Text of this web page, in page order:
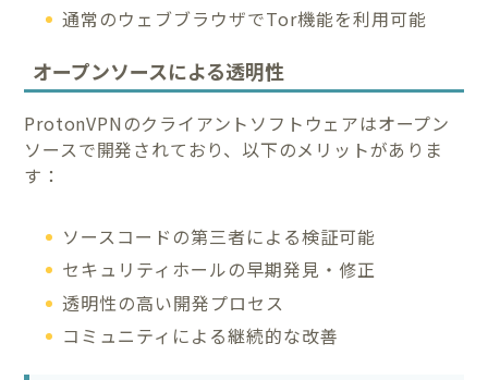
通常のウェブブラウザでTor機能を利用可能
オープンソースによる透明性
ProtonVPNのクライアントソフトウェアはオープン
ソースで開発されており、以下のメリットがありま
す：
ソースコードの第三者による検証可能
セキュリティホールの早期発見・修正
透明性の高い開発プロセス
コミュニティによる継続的な改善